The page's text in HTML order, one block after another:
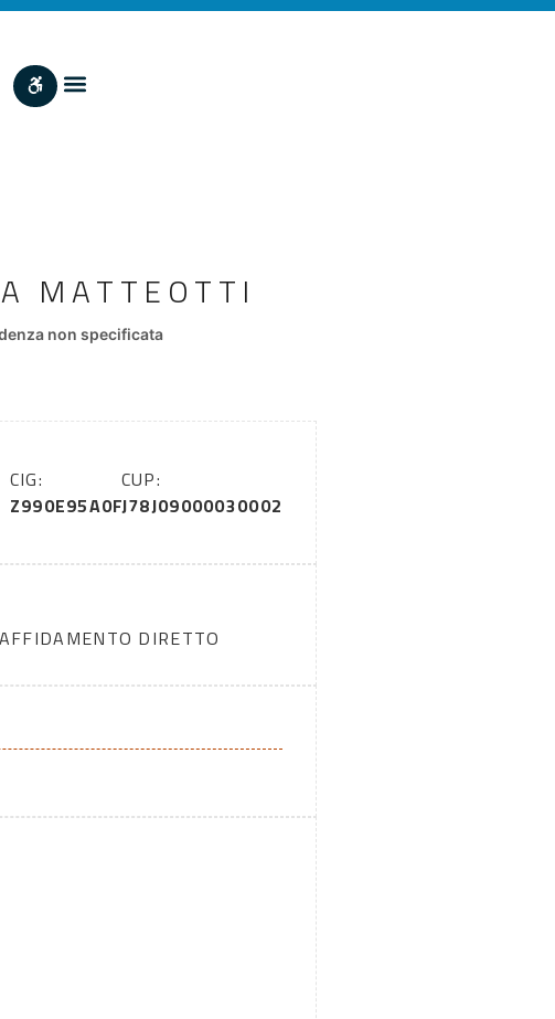
MATTEOTTI
non specificata
CIG:
Z990E95A0F
CUP:
J78J09000030002
DIRETTO